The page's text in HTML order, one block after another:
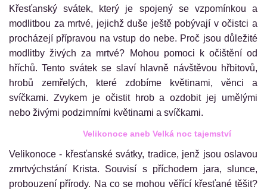
Křesťanský svátek, který je spojený se vzpomínkou a
modlitbou za mrtvé, jejichž duše ještě pobývají v očistci a
procházejí přípravou na vstup do nebe. Proč jsou důležité
modlitby živých za mrtvé? Mohou pomoci k očištění od
hříchů. Tento svátek se slaví hlavně návštěvou hřbitovů,
hrobů zemřelých, které zdobíme květinami, věnci a
svíčkami. Zvykem je očistit hrob a ozdobit jej umělými
nebo živými podzimními květinami a svíčkami.
Velikonoce aneb Velká noc tajemství
Velikonoce - křesťanské svátky, tradice, jenž jsou oslavou
zmrtvýchstání Krista. Souvisí s příchodem jara, slunce,
probouzení přírody. Na co se mohou věřící křesťané těšit?